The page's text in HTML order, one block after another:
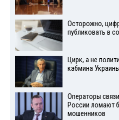
Осторожно,
публиковать в
Цирк, а не
кабмина
Операторы
России ломают
мошенников